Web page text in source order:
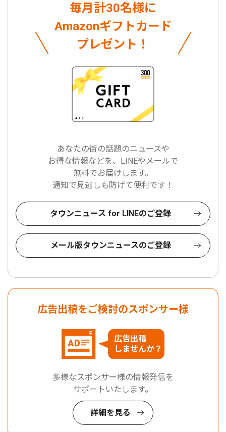
毎月計30名様に
Amazonギフトカード
プレゼント！
あなたの街の話題のニュースや
お得な情報などを、LINEやメールで
無料でお届けします。
通知で見逃しも防げて便利です！
タウンニュース for LINEのご登録
メール版タウンニュースのご登録
広告出稿をご検討のスポンサー様
広告出稿
しませんか？
多様なスポンサー様の情報発信を
サポートいたします。
詳細を見る